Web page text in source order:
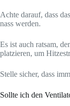
Achte darauf, dass
nass werden.
Es ist auch ratsam,
platzieren, um
Stelle sicher, dass
Sollte ich den